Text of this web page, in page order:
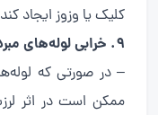
کلیک یا وزوز ایجاد
9. خرابی لوله‌های مبرد:
– در صورتی که
ممکن است در اثر